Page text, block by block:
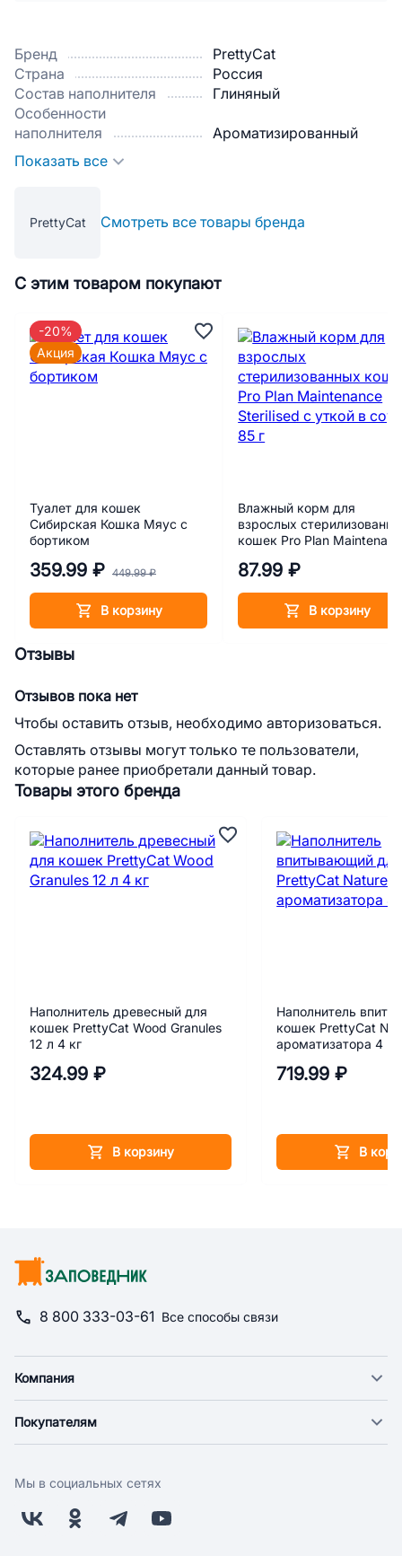
Бренд
PrettyCat
Страна
Россия
Состав наполнителя
Глиняный
Особенности
наполнителя
Ароматизированный
Показать все
PrettyCat Смотреть все товары бренда
С этим товаром покупают
Туалет для кошек
Сибирская Кошка Мяус с
бортиком
359.99 ₽ 449.99 ₽
В корзину
-20%
Акция
Влажный корм для
взрослых
кошек Pro Plan
г
87.99 ₽
В корзину
Товары этого бренда
Наполнитель древесный для
кошек PrettyCat Wood Granules
12 л 4 кг
324.99 ₽
В корзину
Наполнитель
кошек PrettyCat
ароматизатора 4
719.99 ₽
В
Отзывы
Отзывов пока нет
Чтобы оставить отзыв, необходимо авторизоваться.
Оставлять отзывы могут только те пользователи,
которые ранее приобретали данный товар.
8 800 333-03-61 Все способы связи
Компания
Новости
Поставщикам
Заводчикам
Покупателям
Оплата
Бонусная программа
Мы в социальных сетях